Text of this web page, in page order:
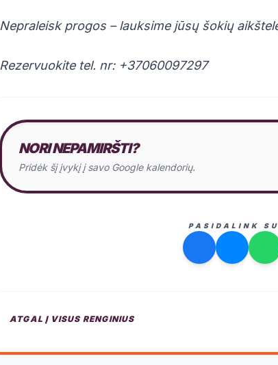
Nepraleisk progos – lauksime jūsų šokių
Rezervuokite tel. nr: +37060097297
NORI NEPAMIRŠTI?
Pridėk šį įvykį į savo Google kalendorių.
PASIDALINK
ATGAL Į VISUS RENGINIUS